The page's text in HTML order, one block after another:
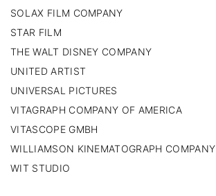
SOLAX FILM COMPANY
STAR FILM
THE WALT DISNEY COMPANY
UNITED ARTIST
UNIVERSAL PICTURES
VITAGRAPH COMPANY OF AMERICA
VITASCOPE GMBH
WILLIAMSON KINEMATOGRAPH COMPANY
WIT STUDIO